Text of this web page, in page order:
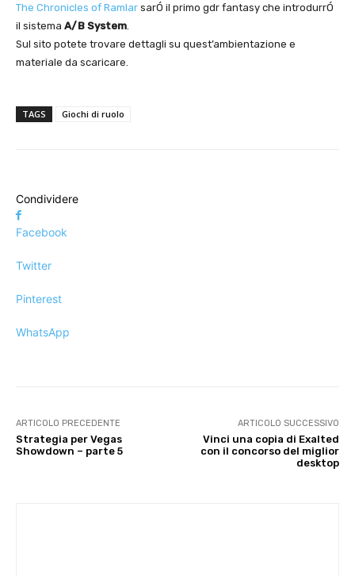
The Chronicles of Ramlar sarÓ il primo gdr fantasy che introdurrÓ
il sistema A/B System.
Sul sito potete trovare dettagli su quest’ambientazione e
materiale da scaricare.
TAGS Giochi di ruolo
Condividere
Facebook
Twitter
Pinterest
WhatsApp
ARTICOLO PRECEDENTE
Strategia per Vegas
Showdown – parte 5
ARTICOLO SUCCESSIVO
Vinci una copia di Exalted
con il concorso del miglior
desktop